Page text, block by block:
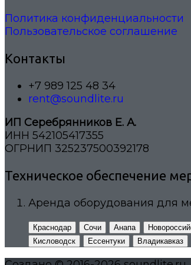
Политика конфиденциальности
Пользовательское соглашение
Контакты
+7 989 125 48 34
rent@soundlite.ru
ИП Серебрянников Е. А.
ИНН 542105417355
ОГРНИП 325237500392178
Техническое обеспечение
Аренда оборудования для
Краснодар Сочи Анапа
Кисловодск
Ессентуки Владикавказ